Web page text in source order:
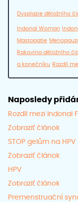
Dysplazie děložního
Indonal Woman
Mastopatie
Rakovina děložního
a konečníku Rozdíl
Naposledy
Rozdíl mezi Indonal
Zobraziť článok
STOP gelům na HPV
Zobraziť článok
HPV
Zobraziť článok
Premenstruační